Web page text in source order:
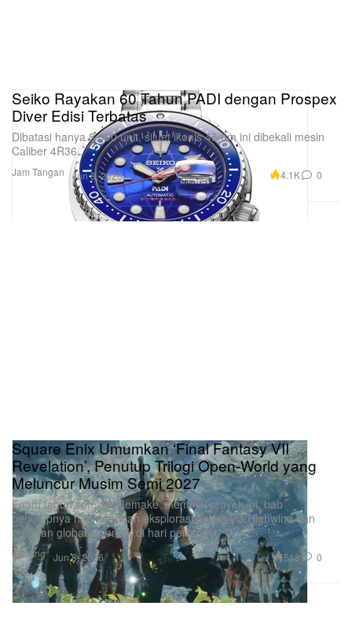
Jam Tangan
Seiko Rayakan 60 Tahun PADI dengan Prospex
Diver Edisi Terbatas
Dibatasi hanya 8.000 unit, siluet ikonis 45mm ini dibekali mesin
Caliber 4R36.
Jun 8, 2026 4.1K 0
Gaming
Square Enix Umumkan ‘Final Fantasy VII
Revelation’, Penutup Trilogi Open-World yang
Meluncur Musim Semi 2027
Enam tahun setelah ‘Remake’ memulai proyek ini, bab
penutupnya hadir dengan eksplorasi bebas via Highwind dan
perilisan global serentak di hari pertama.
Jun 8, 2026 518 0